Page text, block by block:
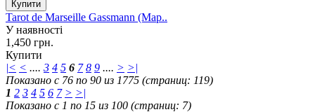
Tarot de Marseille Gassmann (Мар..
У наявності
1,450 грн.
Купити
|< < .... 3 4 5 6 7 8 9 .... > >|
Показано с 76 по 90 из 1775 (страниц: 119)
1 2 3 4 5 6 7 > >|
Показано с 1 по 15 из 100 (страниц: 7)